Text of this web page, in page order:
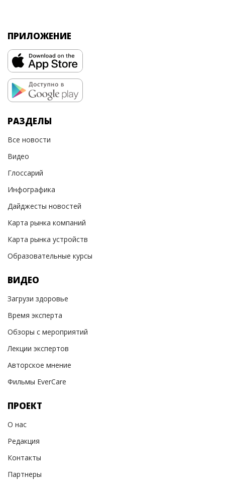
ПРИЛОЖЕНИЕ
РАЗДЕЛЫ
Все новости
Видео
Глоссарий
Инфографика
Дайджесты новостей
Карта рынка компаний
Карта рынка устройств
Образовательные курсы
ВИДЕО
Загрузи здоровье
Время эксперта
Обзоры с мероприятий
Лекции экспертов
Авторское мнение
Фильмы EverCare
ПРОЕКТ
О нас
Редакция
Контакты
Партнеры